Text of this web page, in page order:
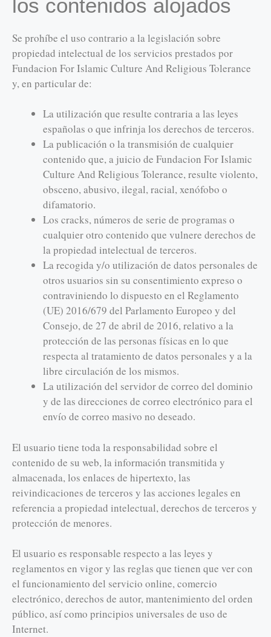
los contenidos alojados
Se prohíbe el uso contrario a la legislación sobre
propiedad intelectual de los servicios prestados por
Fundacion For Islamic Culture And Religious Tolerance
y, en particular de:
La utilización que resulte contraria a las leyes
españolas o que infrinja los derechos de terceros.
La publicación o la transmisión de cualquier
contenido que, a juicio de Fundacion For Islamic
Culture And Religious Tolerance, resulte violento,
obsceno, abusivo, ilegal, racial, xenófobo o
difamatorio.
Los cracks, números de serie de programas o
cualquier otro contenido que vulnere derechos de
la propiedad intelectual de terceros.
La recogida y/o utilización de datos personales de
otros usuarios sin su consentimiento expreso o
contraviniendo lo dispuesto en el Reglamento
(UE) 2016/679 del Parlamento Europeo y del
Consejo, de 27 de abril de 2016, relativo a la
protección de las personas físicas en lo que
respecta al tratamiento de datos personales y a la
libre circulación de los mismos.
La utilización del servidor de correo del dominio
y de las direcciones de correo electrónico para el
envío de correo masivo no deseado.
El usuario tiene toda la responsabilidad sobre el
contenido de su web, la información transmitida y
almacenada, los enlaces de hipertexto, las
reivindicaciones de terceros y las acciones legales en
referencia a propiedad intelectual, derechos de terceros y
protección de menores.
El usuario es responsable respecto a las leyes y
reglamentos en vigor y las reglas que tienen que ver con
el funcionamiento del servicio online, comercio
electrónico, derechos de autor, mantenimiento del orden
público, así como principios universales de uso de
Internet.